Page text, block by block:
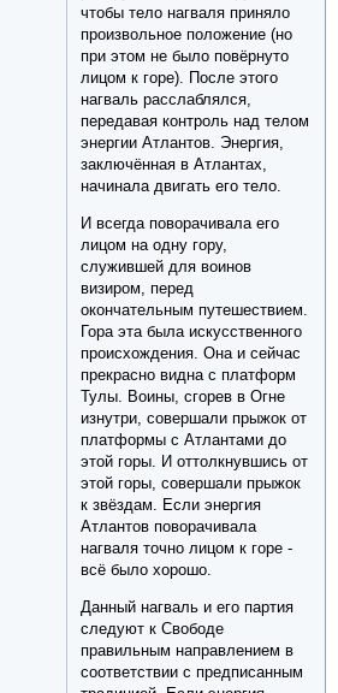
чтобы тело нагваля приняло
произвольное положение (но
при этом не было повёрнуто
лицом к горе). После этого
нагваль расслаблялся,
передавая контроль над телом
энергии Атлантов. Энергия,
заключённая в Атлантах,
начинала двигать его тело.
И всегда поворачивала его
лицом на одну гору,
служившей для воинов
визиром, перед
окончательным путешествием.
Гора эта была искусственного
происхождения. Она и сейчас
прекрасно видна с платформ
Тулы. Воины, сгорев в Огне
изнутри, совершали прыжок от
платформы с Атлантами до
этой горы. И оттолкнувшись от
этой горы, совершали прыжок
к звёздам. Если энергия
Атлантов поворачивала
нагваля точно лицом к горе -
всё было хорошо.
Данный нагваль и его партия
следуют к Свободе
правильным направлением в
соответствии с предписанным